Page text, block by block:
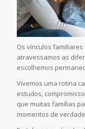
Os vínculos
atravessamos as
escolhemos
Vivemos uma rotina
estudos,
que muitas famílias
momentos de